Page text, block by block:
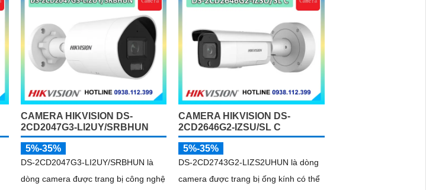
được người và phương tiện, ống kính
CAMERA HIKVISION DS-
2CD2047G3-LI2UY/SRBHUN
5%-35%
DS-2CD2047G3-LI2UY/SRBHUN là
dòng camera được trang bị công nghệ
CAMERA HIKVISION DS-
2CD2646G2-IZSU/SL C
5%-35%
DS-2CD2743G2-LIZS2UHUN là dòng
camera được trang bị ống kính có thể